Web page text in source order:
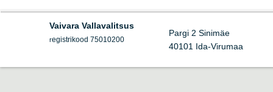
Vaivara Vallavalitsus
registrikood 75010200
Pargi 2 Sinimäe
40101 Ida-Virumaa